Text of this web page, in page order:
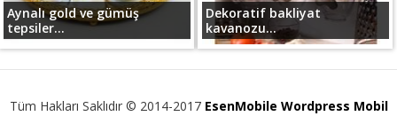
Aynalı gold ve gümüş
tepsiler...
Dekoratif bakliyat
kavanozu...
Tüm Hakları Saklıdır © 2014-2017 EsenMobile Wordpress Mobil